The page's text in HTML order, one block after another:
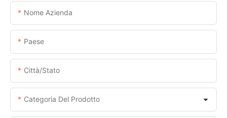
Nome Azienda
Paese
Città/stato
Categoria Del Prodotto